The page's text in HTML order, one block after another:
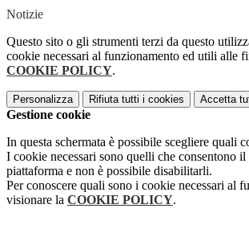
Notizie
Questo sito o gli strumenti terzi da questo
cookie necessari al funzionamento ed utili alle
COOKIE POLICY.
Personalizza Rifiuta tutti i cookies Accetta
Gestione cookie
In questa schermata è possibile scegliere quali
I cookie necessari sono quelli che consentono
piattaforma e non è possibile disabilitarli.
Per conoscere quali sono i cookie necessari al
visionare la COOKIE POLICY.